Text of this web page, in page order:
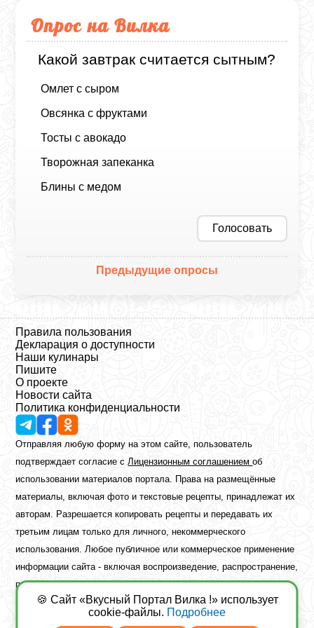
Опрос на Вилка
Какой завтрак считается сытным?
Омлет с сыром
Овсянка с фруктами
Тосты с авокадо
Творожная запеканка
Блины с медом
Голосовать
Предыдущие опросы
Правила пользования
Декларация о доступности
Наши кулинары
Пишите
О проекте
Новости сайта
Политика конфиденциальности
Отправляя любую форму на этом сайте, пользователь
подтверждает согласие сЛицензионным соглашениемоб
использовании материалов портала. Права на размещённые
материалы, включая фото и текстовые рецепты, принадлежат их
авторам. Разрешается копировать рецепты и передавать их
третьим лицам только для личного, некоммерческого
использования. Любое публичное или коммерческое применение
информации сайта - включая воспроизведение, распространение,
публикацию или обработку - возможно лишь при наличии
предварительного письменного разрешения правообладателя.
Copyright ©2026 Вкусный Портал Вилка
🍪 Сайт «Вкусный Портал Вилка !» использует
cookie-файлы. Подробнее